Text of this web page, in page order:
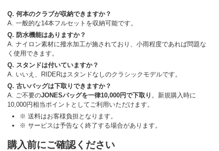
Q. 何本のクラブが収納できますか？
A. 一般的な14本フルセットを収納可能です。
Q. 防水機能はありますか？
A. ナイロン素材に撥水加工が施されており、小雨程度であれば問題な
く使用できます。
Q. スタンドは付いていますか？
A. いいえ、RIDERはスタンドなしのクラシックモデルです。
Q. 古いバッグは下取りできますか？
A. ご不要のJONESバッグを一律10,000円で下取り 。新規購入時に
10,000円相当ポイントとしてご利用いただけます。
※ 送料はお客様負担となります。
※ サービスは予告なく終了する場合があります。
購入前にご確認ください